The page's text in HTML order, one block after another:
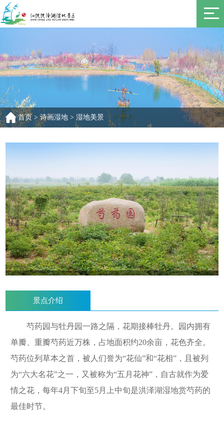
首页>诗画湿地 >湿地美景
景点介绍
芍药园与牡丹园一路之隔，花期接棒牡丹。
园内拥有
单瓣、重瓣芍药近万株，占地面积约20余亩，花色齐全。
芍药位列草本之首，被人们誉为“花仙”和“花相”，且被列
为“六大名花”之一，又被称为“五 月花神”，自古就作为爱
情之花，每年4月下旬至5月上中旬是洪泽湖湿地赏芍药的
最佳时节。